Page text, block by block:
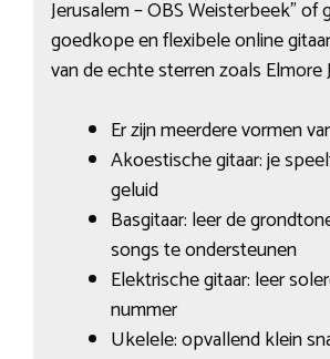
Jerusalem – OBS Weisterbeek” of
goedkope en flexibele online
van de echte sterren zoals Elmore
Er zijn meerdere vormen
Akoestische gitaar: je
geluid
Basgitaar: leer de
songs te ondersteunen
Elektrische gitaar: leer
nummer
Ukelele: opvallend klein